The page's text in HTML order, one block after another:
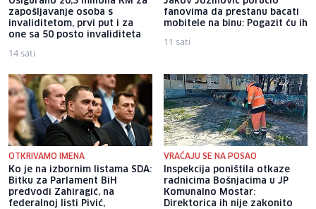
zapošljavanje osoba s
invaliditetom, prvi put i za
one sa 50 posto invaliditeta
14 sati
fanovima da prestanu bacati
mobitele na binu: Pogazit ću ih
11 sati
OTKRIVAMO IMENA
Ko je na izbornim listama SDA:
Bitku za Parlament BiH
predvodi Zahiragić, na
federalnoj listi Pivić,
VRAĆAJU SE NA POSAO
Inspekcija poništila otkaze
radnicima Bošnjacima u JP
Komunalno Mostar:
Direktorica ih nije zakonito